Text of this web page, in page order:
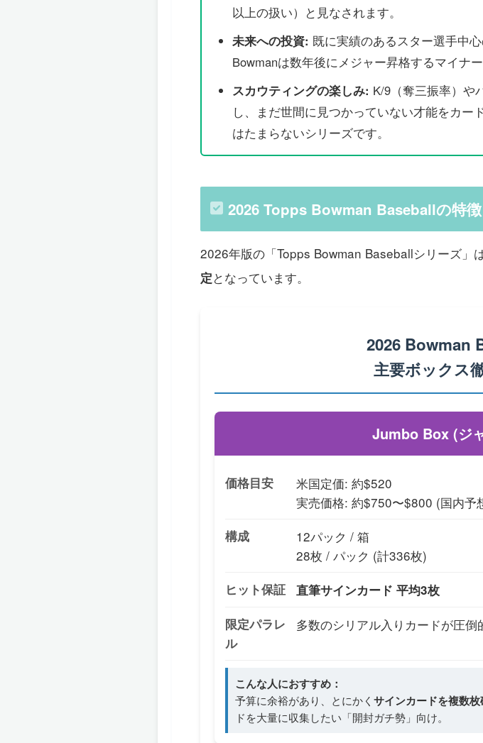
以上の扱い）と見なされます。
未来への投資: 既に実績のあるスター選手中
Bowmanは数年後にメジャー昇格するマイナ
スカウティングの楽しみ: K/9（奪三振率）や
し、まだ世間に見つかっていない才能をカー
はたまらないシリーズです。
2026 Topps Bowman Baseballの特
2026年版の「Topps Bowman Baseballシリーズ」は
定となっています。
2026 Bowman
主要ボックス
Jumbo Box (ジ
価格目安
米国定価: 約$520
実売価格: 約$750〜$800 (国内予
構成
12パック / 箱
28枚 / パック (計336枚)
ヒット保証
直筆サインカード 平均3枚
限定パラレ
ル
多数のシリアル入りカードが圧倒
こんな人におすすめ：
予算に余裕があり、とにかく サインカードを複数
ドを大量に収集したい「開封ガチ勢」向け。